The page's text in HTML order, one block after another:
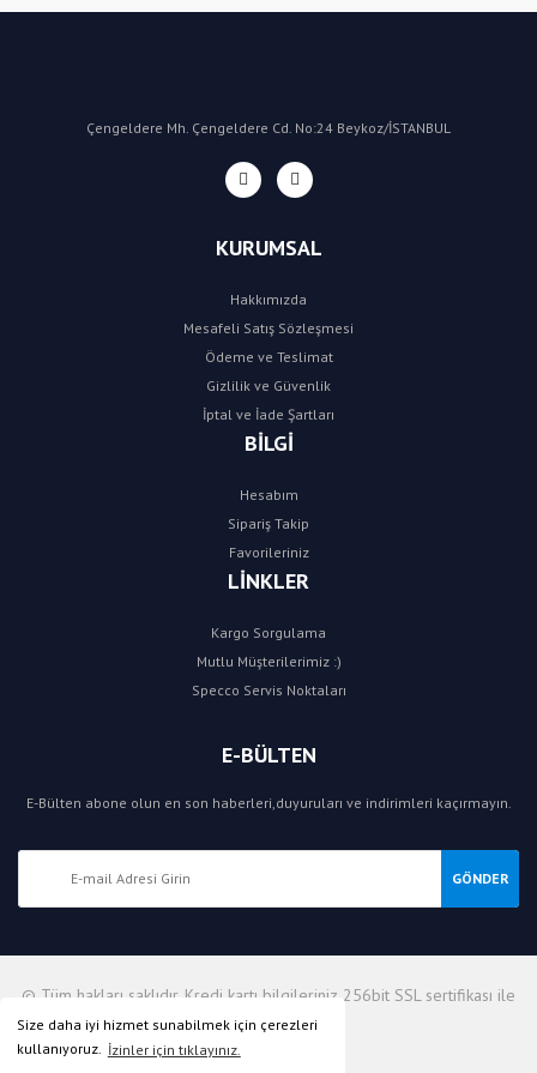
Size daha iyi hizmet sunabilmek için çerezleri
kullanıyoruz. İzinler için tıklayınız.
Çengeldere Mh. Çengeldere Cd. No:24 Beykoz/İSTANBUL
KURUMSAL
Hakkımızda
Mesafeli Satış Sözleşmesi
Ödeme ve Teslimat
Gizlilik ve Güvenlik
İptal ve İade Şartları
BİLGİ
Hesabım
Sipariş Takip
Favorileriniz
LİNKLER
Kargo Sorgulama
Mutlu Müşterilerimiz :)
Specco Servis Noktaları
E-BÜLTEN
E-Bülten abone olun en son haberleri,duyuruları ve indirimleri kaçırmayın.
GÖNDER
© Tüm hakları saklıdır. Kredi kartı bilgileriniz 256bit SSL sertifikası ile
korunmaktadır.